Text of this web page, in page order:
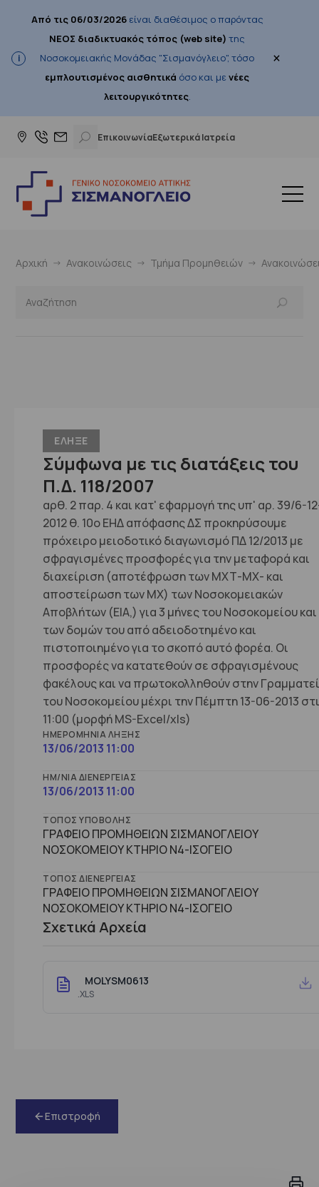
Από τις 06/03/2026είναι διαθέσιμος ο παρόντας
ΝΕΟΣ διαδικτυακός τόπος (web site) της
Νοσοκομειακής Μονάδας "Σισμανόγλειο", τόσο
εμπλουτισμένος αισθητικά όσο και μενέες
λειτουργικότητες.
×
ΕπικοινωνίαΕξωτερικά Ιατρεία
Αρχική Ανακοινώσεις Τμήμα Προμηθειών
ΕΛΗΞΕ
Σύμφωνα με τις διατάξεις του
Π.Δ. 118/2007
αρθ. 2 παρ. 4 και κατ' εφαρμογή της υπ' αρ. 39/6-
2012 θ. 10ο ΕΗΔ απόφασης ΔΣ προκηρύσουμε
πρόχειρο μειοδοτικό διαγωνισμό ΠΔ 12/2013 με
σφραγισμένες προσφορές για την μεταφορά και
διαχείριση (αποτέφρωση των ΜΧΤ-ΜΧ- και
αποστείρωση των ΜΧ) των Νοσοκομειακών
Αποβλήτων (ΕΙΑ,) για 3 μήνες του Νοσοκομείου και
των δομών του από αδειοδοτημένο και
πιστοποιημένο για το σκοπό αυτό φορέα. Οι
προσφορές να κατατεθούν σε σφραγισμένους
φακέλους και να πρωτοκολληθούν στην
του Νοσοκομείου μέχρι την Πέμπτη 13-06-2013
11:00 (μορφή MS-Excel/xls)
ΗΜΕΡΟΜΗΝΊΑ ΛΉΞΗΣ
13/06/2013 11:00
ΗΜ/ΝΊΑ ΔΙΕΝΈΡΓΕΙΑΣ
13/06/2013 11:00
ΤΌΠΟΣ ΥΠΟΒΟΛΉΣ
ΓΡΑΦΕΙΟ ΠΡΟΜΗΘΕΙΩΝ ΣΙΣΜΑΝΟΓΛΕΙΟΥ
ΝΟΣΟΚΟΜΕΙΟΥ ΚΤΗΡΙΟ Ν4-ΙΣΟΓΕΙΟ
ΤΌΠΟΣ ΔΙΕΝΈΡΓΕΙΑΣ
ΓΡΑΦΕΙΟ ΠΡΟΜΗΘΕΙΩΝ ΣΙΣΜΑΝΟΓΛΕΙΟΥ
ΝΟΣΟΚΟΜΕΙΟΥ ΚΤΗΡΙΟ Ν4-ΙΣΟΓΕΙΟ
Σχετικά Αρχεία
MOLYSM0613
.XLS
Επιστροφή